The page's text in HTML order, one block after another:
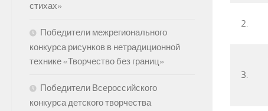
2.
3.
стихах»
Победители межрегионального
конкурса рисунков в нетрадиционной
технике «Творчество без границ»
Победители Всероссийского
конкурса детского творчества